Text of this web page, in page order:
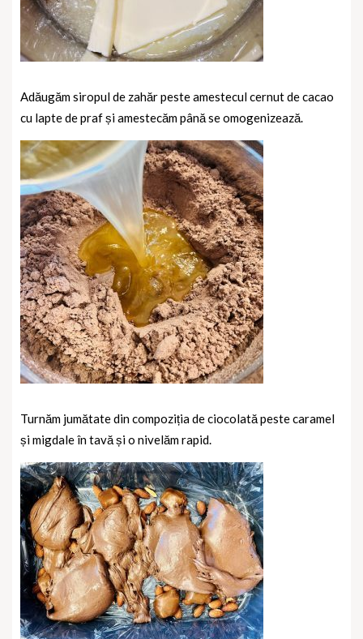
Adăugăm siropul de zahăr peste amestecul cernut de cacao
cu lapte de praf și amestecăm până se omogenizează.
Turnăm jumătate din compoziția de ciocolată peste caramel
și migdale în tavă și o nivelăm rapid.